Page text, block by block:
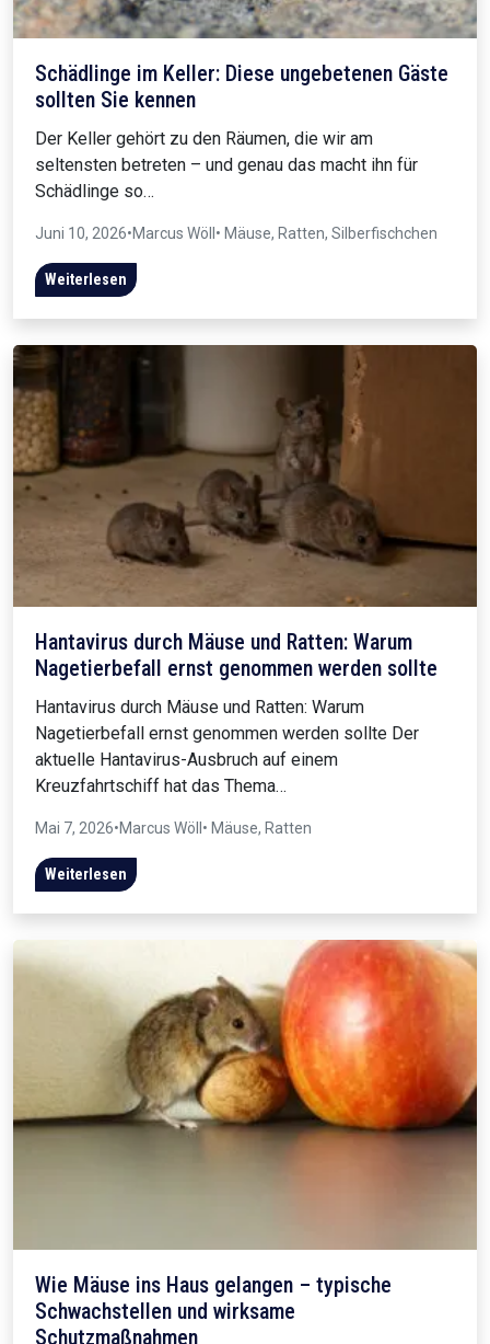
Schädlinge im Keller: Diese ungebetenen Gäste
sollten Sie kennen
Der Keller gehört zu den Räumen, die wir am
seltensten betreten – und genau das macht ihn für
Schädlinge so…
Juni 10, 2026•Marcus Wöll • Mäuse, Ratten, Silberfischchen
Weiterlesen
Hantavirus durch Mäuse und Ratten: Warum
Nagetierbefall ernst genommen werden sollte
Hantavirus durch Mäuse und Ratten: Warum
Nagetierbefall ernst genommen werden sollte Der
aktuelle Hantavirus-Ausbruch auf einem
Kreuzfahrtschiff hat das Thema…
Mai 7, 2026•Marcus Wöll • Mäuse, Ratten
Weiterlesen
Wie Mäuse ins Haus gelangen – typische
Schwachstellen und wirksame
Schutzmaßnahmen